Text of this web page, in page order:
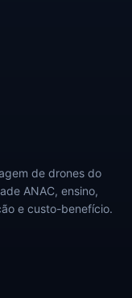
de drones do
ANAC, ensino,
e custo-benefício.